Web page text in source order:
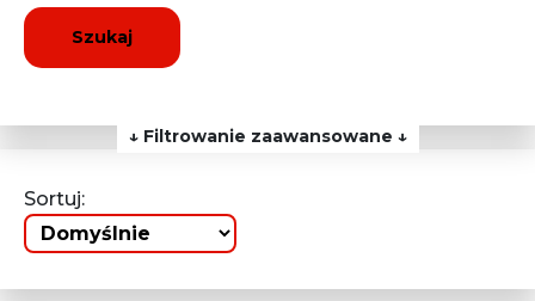
Szukaj
↓ Filtrowanie zaawansowane ↓
Sortuj: